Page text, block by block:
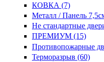
КОВКА (7)
Металл / Панель
Не стандартные
ПРЕМИУМ (15)
Противопожарные
Терморазрыв (60)